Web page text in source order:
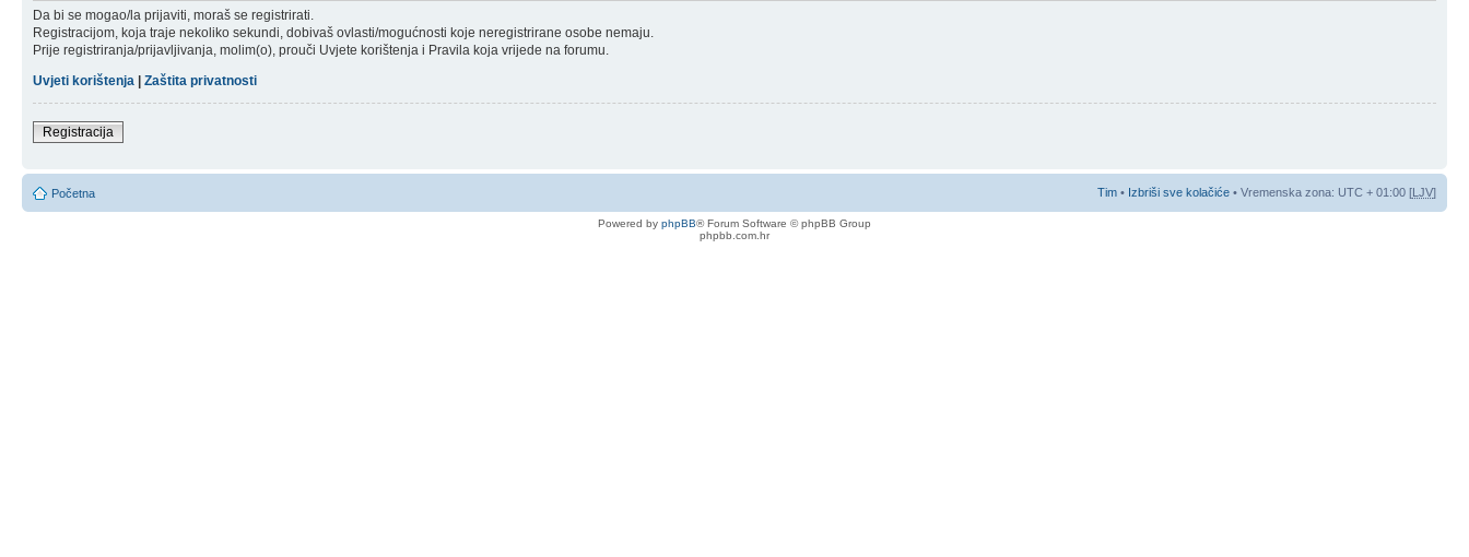
Da bi se mogao/la prijaviti, moraš se registrirati.
Registracijom, koja traje nekoliko sekundi, dobivaš ovlasti/mogućnosti koje neregistrirane osobe nemaju.
Prije registriranja/prijavljivanja, molim(o), prouči Uvjete korištenja i Pravila koja vrijede na forumu.
Uvjeti korištenja
Zaštita privatnosti
Registracija
Početna Tim • Izbriši sve kolačiće • Vremenska zona: UTC + 01:00 [LJV]
Powered by phpBB® Forum Software © phpBB Group
phpbb.com.hr